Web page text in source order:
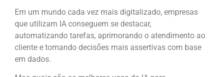
Em um mundo cada vez mais digitalizado, empresas
que utilizam IA conseguem se destacar,
automatizando tarefas, aprimorando o atendimento ao
cliente e tomando decisões mais assertivas com base
em dados.